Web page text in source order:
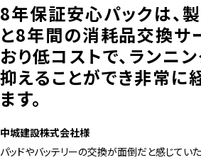
8年保証安心パックは、
と8年間の消耗品交換サ
おり低コストで、ランニ
抑えることができ非常に
ます。
中城建設株式会社様
パッドやバッテリーの交換が面倒だと感じてい